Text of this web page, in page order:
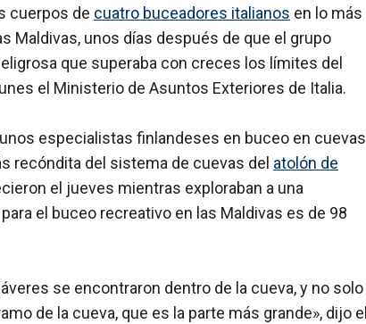
cuerpos de cuatro buceadores italianos en lo más
Maldivas, unos días después de que el grupo
que superaba con creces los límites del
el Ministerio de Asuntos Exteriores de Italia.
especialistas finlandeses en buceo en cuevas
recóndita del sistema de cuevas del atolón de
el jueves mientras exploraban a una
el buceo recreativo en las Maldivas es de 98
se encontraron dentro de la cueva, y no solo
de la cueva, que es la parte más grande», dijo el